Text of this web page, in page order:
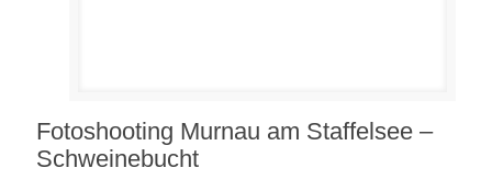
Fotoshooting Murnau am Staffelsee –
Schweinebucht